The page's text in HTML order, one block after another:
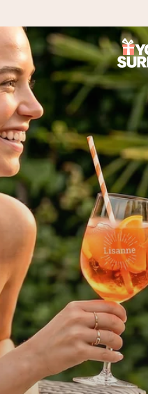
onderweg is - zodat jij kunt
een 4,7 op Google Reviews
foto of een boodschap die